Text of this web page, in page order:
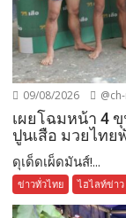
09/08/2026
เผยโฉมหน้า 4
ปูนเสือ มวยไทย
ดุเด็ดเผ็ดมันส์!...
ข่าวทั่วไทย ไฮไลท์ข่าว